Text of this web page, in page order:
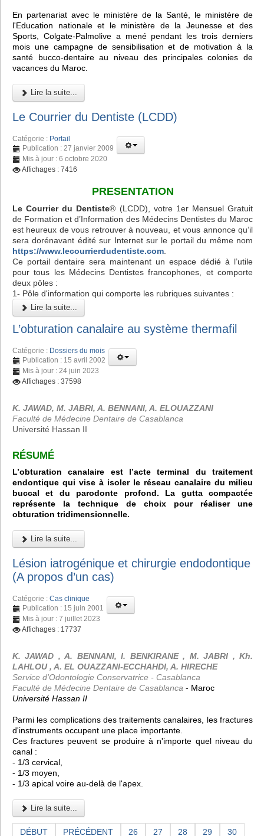
En partenariat avec le ministère de la Santé, le ministère de
l'Education nationale et le ministère de la Jeunesse et des
Sports, Colgate-Palmolive a mené pendant les trois derniers
mois une campagne de sensibilisation et de motivation à la
santé bucco-dentaire au niveau des principales colonies de
vacances du Maroc.
Lire la suite...
Le Courrier du Dentiste (LCDD)
Catégorie : Portail
Publication : 27 janvier 2009
Mis à jour : 6 octobre 2020
Affichages : 7416
PRESENTATION
Le Courrier du Dentiste® (LCDD), votre 1er Mensuel Gratuit
de Formation et d’Information des Médecins Dentistes du Maroc
est heureux de vous retrouver à nouveau, et vous annonce qu’il
sera dorénavant édité sur Internet sur le portail du même nom
https://www.lecourrierdudentiste.com
Ce portail dentaire sera maintenant un espace dédié à l’utile
pour tous les Médecins Dentistes francophones, et comporte
deux pôles :
1- Pôle d'information qui comporte les rubriques suivantes :
Lire la suite...
L’obturation canalaire au système thermafil
Catégorie : Dossiers du mois
Publication : 15 avril 2002
Mis à jour : 24 juin 2023
Affichages : 37598
K. JAWAD, M. JABRI, A. BENNANI, A. ELOUAZZANI
Faculté de Médecine Dentaire de Casablanca
Université Hassan II
RÉSUMÉ
L’obturation canalaire est l’acte terminal du traitement
endontique qui vise à isoler le réseau canalaire du milieu
buccal et du parodonte profond. La gutta compactée
représente la technique de choix pour réaliser une
obturation tridimensionnelle.
Lire la suite...
Lésion iatrogénique et chirurgie endodontique
(A propos d’un cas)
Catégorie : Cas clinique
Publication : 15 juin 2001
Mis à jour : 7 juillet 2023
Affichages : 17737
K. JAWAD , A. BENNANI, I. BENKIRANE , M. JABRI , Kh.
LAHLOU , A. EL OUAZZANI-ECCHAHDI, A. HIRECHE
Service d'Odontologie Conservatrice - Casablanca
Faculté de Médecine Dentaire de Casablanca - Maroc
Université Hassan II
Parmi les complications des traitements canalaires, les fractures
d'instruments occupent une place importante.
Ces fractures peuvent se produire à n'importe quel niveau du
canal :
- 1/3 cervical,
- 1/3 moyen,
- 1/3 apical voire au-delà de l'apex.
Lire la suite...
DÉBUT PRÉCÉDENT 26 27 28 29 30